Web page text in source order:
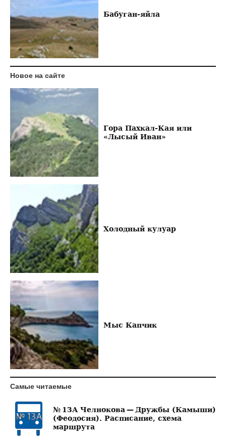
Бабуган-яйла
Новое на сайте
Гора Пахкал-Кая или
«Лысый Иван»
Холодный кулуар
Мыс Капчик
Самые читаемые
№ 13А Челнокова — Дружбы (Камыши)
(Феодосия). Расписание, схема
маршрута